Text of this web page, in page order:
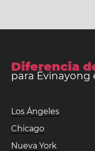
Diferencia
para Evinayong
Los Ángeles
Chicago
Nueva York